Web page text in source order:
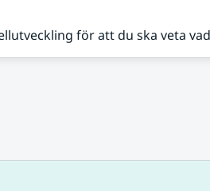
för att du ska veta